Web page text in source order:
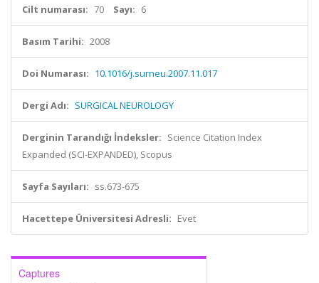
Cilt numarası: 70 Sayı: 6
Basım Tarihi: 2008
Doi Numarası: 10.1016/j.surneu.2007.11.017
Dergi Adı: SURGICAL NEUROLOGY
Derginin Tarandığı İndeksler: Science Citation Index
Expanded (SCI-EXPANDED), Scopus
Sayfa Sayıları: ss.673-675
Hacettepe Üniversitesi Adresli: Evet
Captures